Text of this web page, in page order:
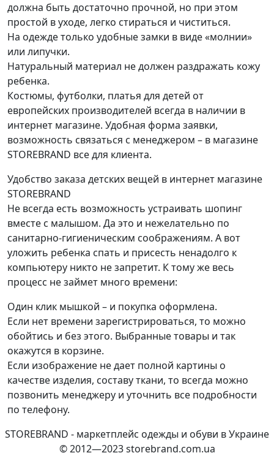
должна быть достаточно прочной, но при этом
простой в уходе, легко стираться и чиститься.
На одежде только удобные замки в виде «молнии»
или липучки.
Натуральный материал не должен раздражать кожу
ребенка.
Костюмы, футболки, платья для детей от
европейских производителей всегда в наличии в
интернет магазине. Удобная форма заявки,
возможность связаться с менеджером – в магазине
STOREBRAND все для клиента.
Удобство заказа детских вещей в интернет магазине
STOREBRAND
Не всегда есть возможность устраивать шопинг
вместе с малышом. Да это и нежелательно по
санитарно-гигиеническим соображениям. А вот
уложить ребенка спать и присесть ненадолго к
компьютеру никто не запретит. К тому же весь
процесс не займет много времени:
Один клик мышкой – и покупка оформлена.
Если нет времени зарегистрироваться, то можно
обойтись и без этого. Выбранные товары и так
окажутся в корзине.
Если изображение не дает полной картины о
качестве изделия, составу ткани, то всегда можно
позвонить менеджеру и уточнить все подробности
по телефону.
STOREBRAND - маркетплейс одежды и обуви в Украине
© 2012—2023 storebrand.com.ua